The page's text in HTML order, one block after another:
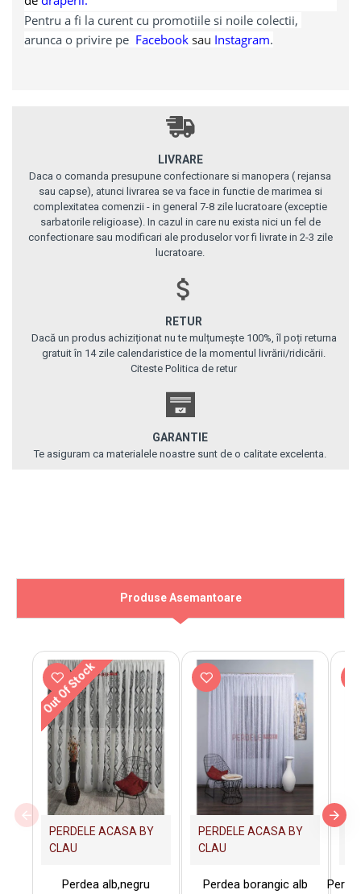
Pentru a fi la curent cu promotiile si noile colectii,
arunca o privire pe Facebook sau Instagram.
LIVRARE
Daca o comanda presupune confectionare si manopera ( rejansa
sau capse), atunci livrarea se va face in functie de marimea si
complexitatea comenzii - in general 7-8 zile lucratoare (exceptie
sarbatorile religioase). In cazul in care nu exista nici un fel de
confectionare sau modificari ale produselor vor fi livrate in 2-3 zile
lucratoare.
RETUR
Dacă un produs achiziționat nu te mulțumește 100%, îl poți returna
gratuit în 14 zile calendaristice de la momentul livrării/ridicării.
Citeste Politica de retur
GARANTIE
Te asiguram ca materialele noastre sunt de o calitate excelenta.
Produse Asemantoare
Out Of Stock
PERDELE ACASA BY
CLAU
Perdea alb,negru
PERDELE ACASA BY
CLAU
Perdea borangic alb